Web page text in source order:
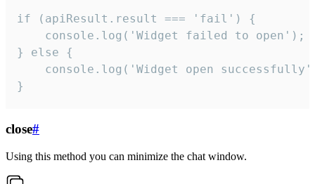
if (apiResult.result === 'fail') {
    console.log('Widget failed to open');
} else {
console.log('Widget open
}
close#
Using this method you can minimize the chat window.